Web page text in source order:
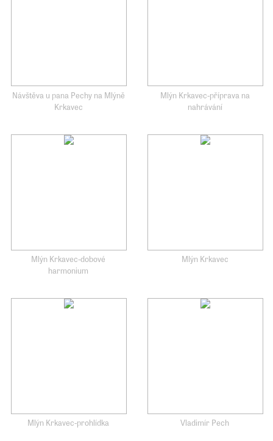
Návštěva u pana Pechy na Mlýně
Krkavec
Mlýn Krkavec-příprava na
nahrávání
Mlýn Krkavec-dobové
harmonium
Mlýn Krkavec
Mlýn Krkavec-prohlídka Vladimír Pech